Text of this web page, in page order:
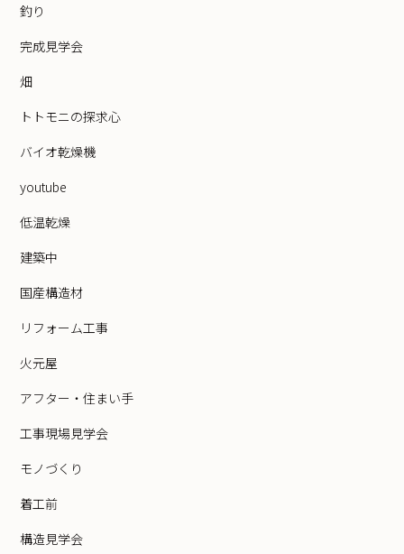
釣り
完成見学会
畑
トトモニの探求心
バイオ乾燥機
youtube
低温乾燥
建築中
国産構造材
リフォーム工事
火元屋
アフター・住まい手
工事現場見学会
モノづくり
着工前
構造見学会